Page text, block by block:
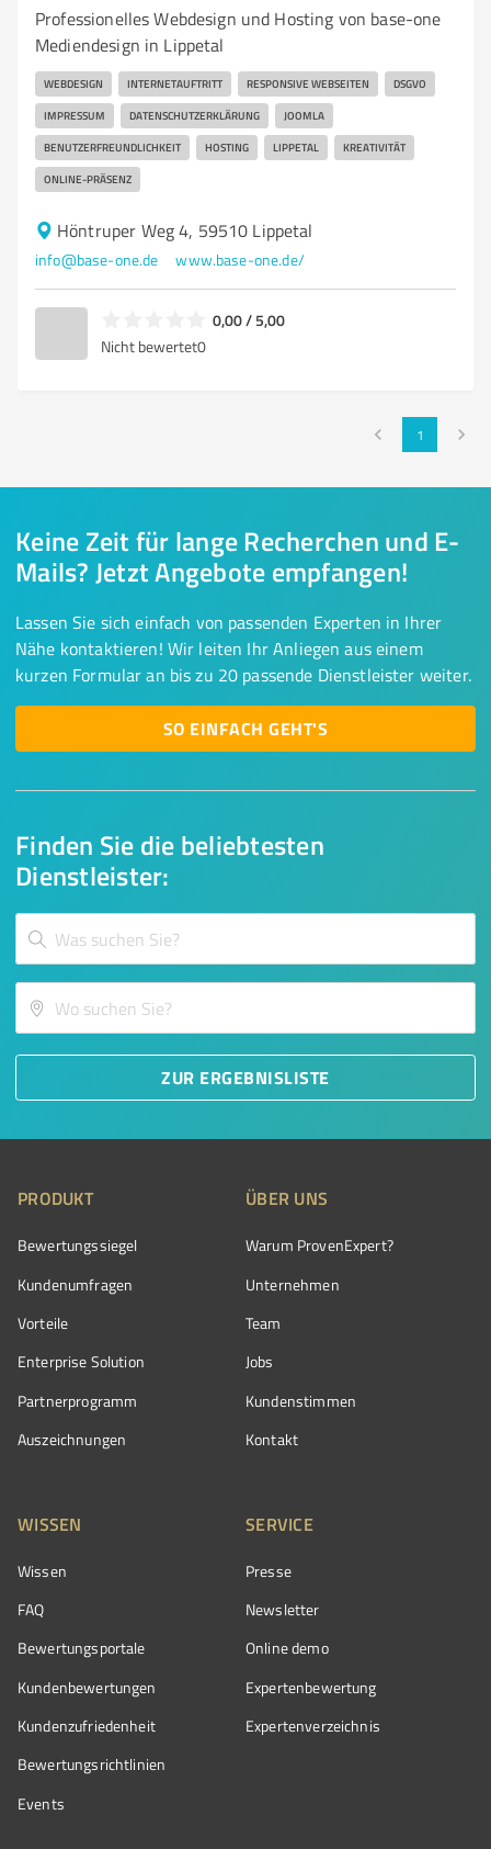
Professionelles Webdesign und Hosting von base-one
Mediendesign in Lippetal
WEBDESIGN INTERNETAUFTRITT RESPONSIVE WEBSEITEN DSGVO
IMPRESSUM DATENSCHUTZERKLÄRUNG JOOMLA
BENUTZERFREUNDLICHKEIT HOSTING LIPPETAL KREATIVITÄT
ONLINE-PRÄSENZ
Höntruper Weg 4, 59510 Lippetal
info@base-one.de www.base-one.de/
0,00 / 5,00
Nicht bewertet0
1
Finden Sie die beliebtesten
Dienstleister:
ZUR ERGEBNISLISTE
Keine Zeit für lange Recherchen und E-
Mails? Jetzt Angebote empfangen!
Lassen Sie sich einfach von passenden Experten in Ihrer
Nähe kontaktieren! Wir leiten Ihr Anliegen aus einem
kurzen Formular an bis zu 20 passende Dienstleister weiter.
SO EINFACH GEHT'S
PRODUKT
Bewertungssiegel
Kundenumfragen
Vorteile
Enterprise Solution
Partnerprogramm
Auszeichnungen
ÜBER UNS
Warum ProvenExpert?
Unternehmen
Team
Jobs
Kundenstimmen
Kontakt
WISSEN
Wissen
FAQ
Bewertungsportale
Kundenbewertungen
Kundenzufriedenheit
Bewertungs­richtlinien
Events
SERVICE
Presse
Newsletter
Online demo
Expertenbewertung
Expertenverzeichnis